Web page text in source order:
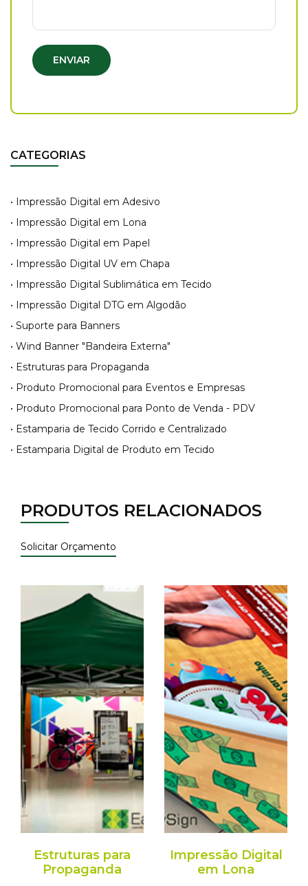
ENVIAR
CATEGORIAS
• Impressão Digital em Adesivo
• Impressão Digital em Lona
• Impressão Digital em Papel
• Impressão Digital UV em Chapa
• Impressão Digital Sublimática em Tecido
• Impressão Digital DTG em Algodão
• Suporte para Banners
• Wind Banner "Bandeira Externa"
• Estruturas para Propaganda
• Produto Promocional para Eventos e Empresas
• Produto Promocional para Ponto de Venda - PDV
• Estamparia de Tecido Corrido e Centralizado
• Estamparia Digital de Produto em Tecido
PRODUTOS RELACIONADOS
Solicitar Orçamento
Estruturas para
Propaganda
Impressão Digital
em Lona